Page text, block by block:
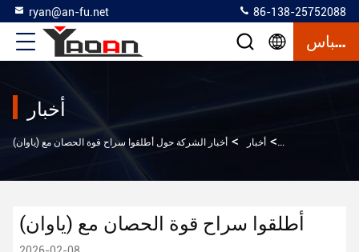
ryan@an-fu.net 86-138-25752088
إقتباس
أخبار
> أخبار > أخبار الشركة حول أطلقوا سراح قوة الحصان مع (ياوان)
أطلقوا سراح قوة الحصان مع (ياوان)